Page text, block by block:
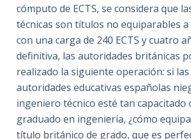
cómputo de ECTS, se considera que
técnicas son títulos no equiparables
con una carga de 240 ECTS y cuatro
definitiva, las autoridades británicas
realizado la siguiente operación: si
autoridades educativas españolas
ingeniero técnico esté tan capacitado
graduado en ingeniería, ¿cómo
título británico de grado, que es